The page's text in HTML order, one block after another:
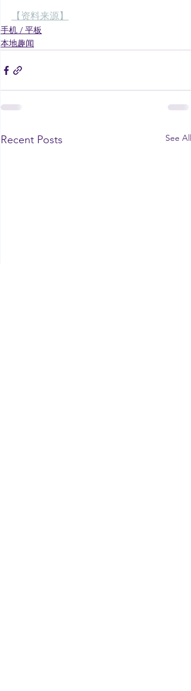
【资料来源】
手机 / 平板
本地趣闻
Recent Posts See All